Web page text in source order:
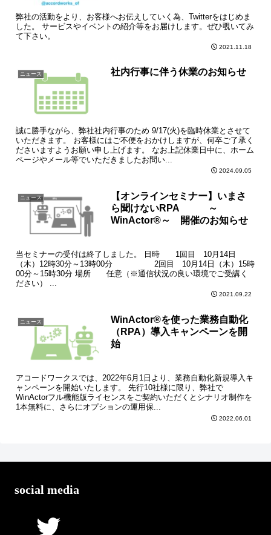
弊社の活動をより、お客様へお伝えしていく為、Twitterをはじめま
した。 サービスやイベントの紹介等をお届けします。ぜひ覗いてみ
て下さい。
2021.11.18
ニュース 社内行事に伴う休業のお知らせ
誠に勝手ながら、弊社社内行事のため 9/17(火)を臨時休業とさせて
いただきます。 お客様にはご不便をおかけしますが、何卒ご了承く
ださいますようお願い申し上げます。 なお上記休業日中に、ホーム
ページやメール等でいただきましたお問い...
2024.09.05
ニュース
【オンラインセミナー】いまさ
ら聞けないRPA ～
WinActor®～ 開催のお知らせ
当セミナーの受付は終了しました。 日時 1回目 10月14日
（木）12時30分～13時00分 2回目 10月14日（木）15時
00分～15時30分 場所 任意（※通信状況の良い環境でご受講く
ださい） ...
2021.09.22
ニュース
WinActor®を使った業務自動化
（RPA）導入キャンペーンを開
始
アコードワークスでは、2022年6月1日より、業務自動化新規導入キ
ャンペーンを開始いたします。 先行10社様に限り、弊社で
WinActorフル機能版ライセンスをご契約いただくとシナリオ制作を
1本無料に、さらにオプションの運用保...
2022.06.01
social media